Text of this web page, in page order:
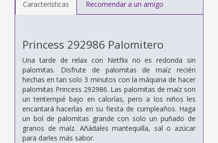
Características Recomendar a un amigo
Princess 292986 Palomitero
Una tarde de relax con Netflix no es redonda sin
palomitas. Disfrute de palomitas de maíz recién
hechas en tan solo 3 minutos con la máquina de hacer
palomitas Princess 292986. Las palomitas de maíz son
un tentempié bajo en calorías, pero a los niños les
encantará hacerlas en su fiesta de cumpleaños. Haga
un bol de palomitas grande con solo un puñado de
granos de maíz. Añádales mantequilla, sal o azúcar
para darles más sabor.